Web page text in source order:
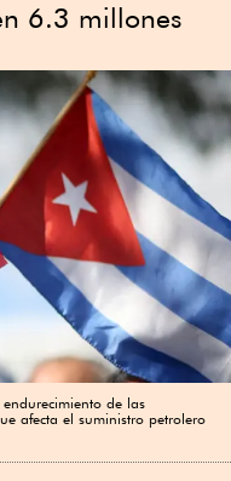
6.3 millones
de las
afecta el suministro petrolero